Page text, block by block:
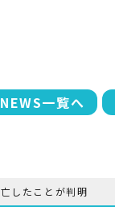
一覧へ
したことが判明